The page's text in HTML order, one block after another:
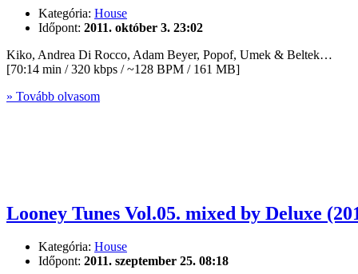
Kategória: House
Időpont: 2011. október 3. 23:02
Kiko, Andrea Di Rocco, Adam Beyer, Popof, Umek & Beltek…
[70:14 min / 320 kbps / ~128 BPM / 161 MB]
» Tovább olvasom
Looney Tunes Vol.05. mixed by Deluxe
Kategória: House
Időpont: 2011. szeptember 25. 08:18